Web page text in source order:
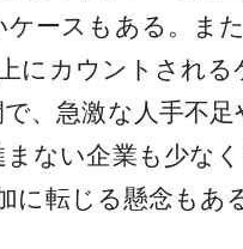
ースもある。ま
にカウントされる
、急激な人手不
ない企業も少な
に転じる懸念もある